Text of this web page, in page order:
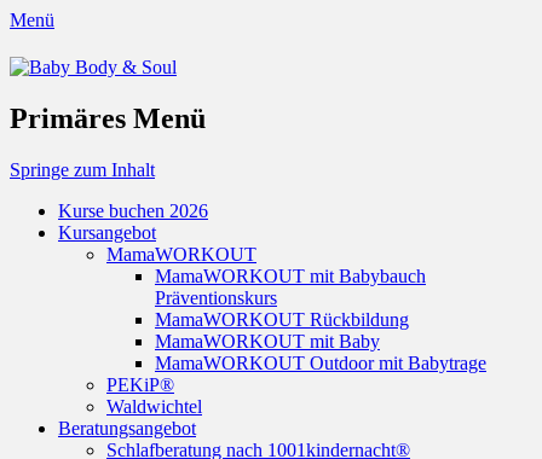
Menü
Baby Body & Soul
Primäres Menü
Springe zum Inhalt
Kurse buchen 2026
Kursangebot
MamaWORKOUT
MamaWORKOUT mit Babybauch
Präventionskurs
MamaWORKOUT Rückbildung
MamaWORKOUT mit Baby
MamaWORKOUT Outdoor mit Babytrage
PEKiP®
Waldwichtel
Beratungsangebot
Schlafberatung nach 1001kindernacht®